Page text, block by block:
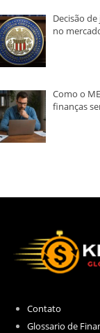
Decisão
no
Como o
finanças
Contato
Glossario de